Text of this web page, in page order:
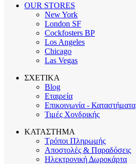
OUR STORES
New York
London SF
Cockfosters BP
Los Angeles
Chicago
Las Vegas
ΣΧΕΤΙΚΑ
Blog
Εταιρεία
Επικοινωνία - Καταστήματα
Τιμές Χονδρικής
ΚΑΤΑΣΤΗΜΑ
Τρόποι Πληρωμής
Αποστολές & Παραδόσεις
Ηλεκτρονική Δωροκάρτα